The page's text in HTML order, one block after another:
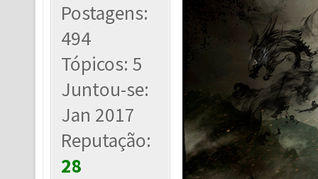
Postagens:
494
Tópicos: 5
Juntou-se:
Jan 2017
Reputação:
28